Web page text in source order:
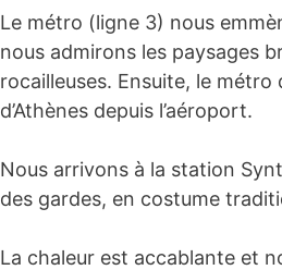
Le métro (ligne 3) nous
nous admirons les paysages
rocailleuses. Ensuite, le
d’Athènes depuis l’aéroport.
Nous arrivons à la station
des gardes, en costume
La chaleur est accablante et